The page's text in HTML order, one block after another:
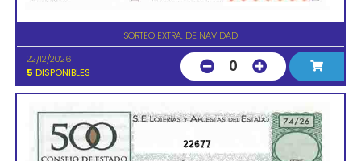
SORTEO EXTRA. DE NAVIDAD
22/12/2026
5 DISPONIBLES 0
22677